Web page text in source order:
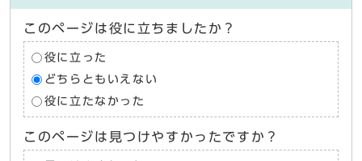
このページは役に立ちましたか？
役に立った
どちらともいえない
役に立たなかった
このページは見つけやすかったですか？